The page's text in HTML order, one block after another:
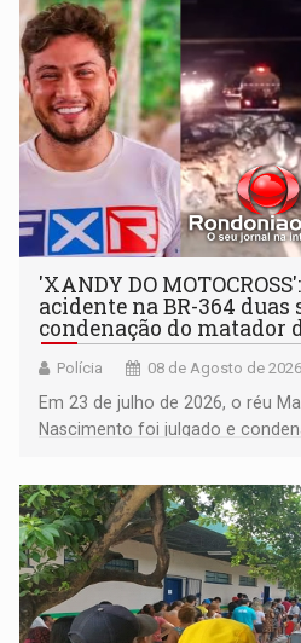
'XANDY DO
acidente na BR-364 duas
condenação do matador
Polícia 08 de Agosto de
Em 23 de julho de 2026, o réu
Nascimento foi julgado e